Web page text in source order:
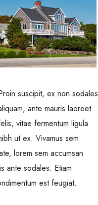
suscipit, ex non sodales
ante mauris laoreet
vitae fermentum ligula
ut ex. Vivamus sem
lorem sem accumsan
ante sodales. Etiam
est feugiat.